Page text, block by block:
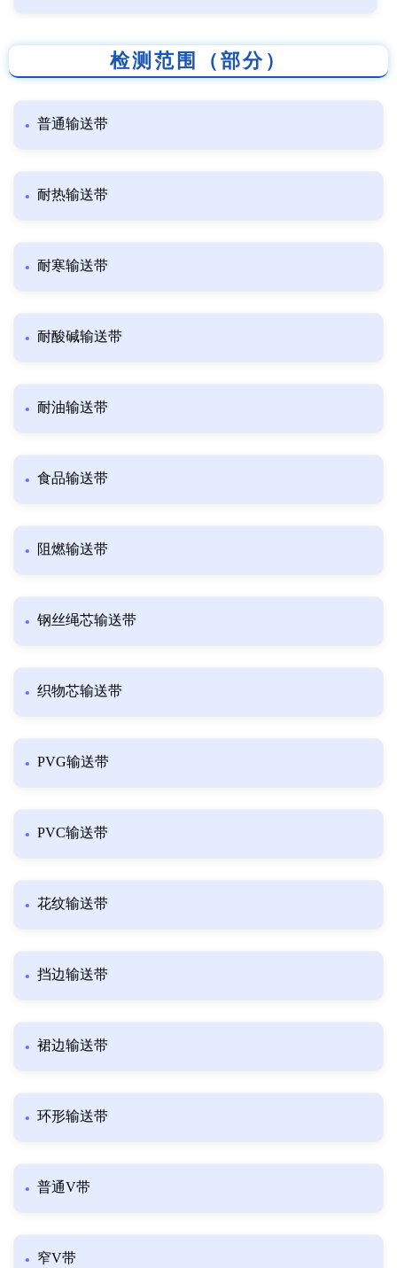
检测范围（部分）
普通输送带
耐热输送带
耐寒输送带
耐酸碱输送带
耐油输送带
食品输送带
阻燃输送带
钢丝绳芯输送带
织物芯输送带
PVG输送带
PVC输送带
花纹输送带
挡边输送带
裙边输送带
环形输送带
普通V带
窄V带